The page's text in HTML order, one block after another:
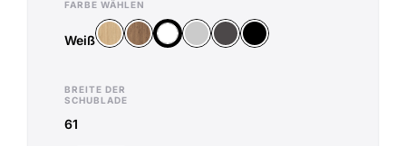
FARBE WÄHLEN
Weiß
Holz Vicenza
Holz Old Oak
WeißSilberAnthrazitSchwarz
BREITE DER
SCHUBLADE
61